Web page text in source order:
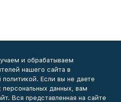
и обрабатываем
нашего сайта в
Если вы не даете
персональных данных, вам
Вся представленная на сайте